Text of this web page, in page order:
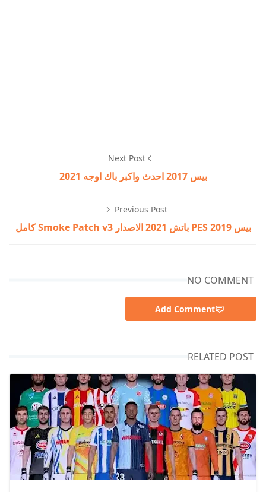
Next Post
بيس 2017 احدث واكبر باك اوجه 2021
Previous Post
بيس 2019 PES باتش 2021 الاصدار Smoke Patch v3 كامل
NO COMMENT
Add Comment
RELATED POST